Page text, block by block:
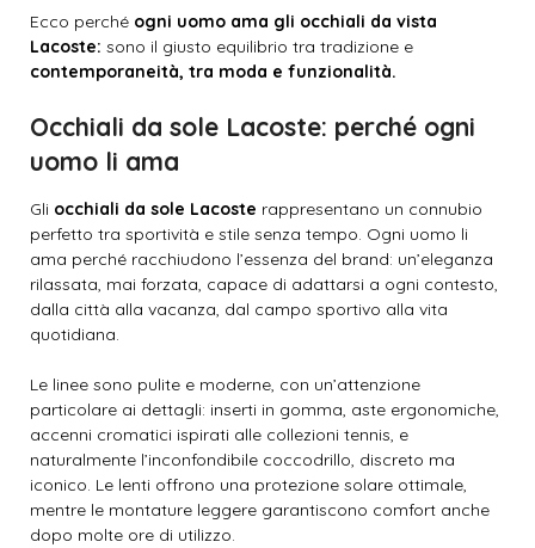
Ecco perché ogni uomo ama gli occhiali da vista
Lacoste: sono il giusto equilibrio tra tradizione e
contemporaneità, tra moda e funzionalità.
Occhiali da sole Lacoste: perché ogni
uomo li ama
Gli occhiali da sole Lacoste rappresentano un connubio
perfetto tra sportività e stile senza tempo. Ogni uomo li
ama perché racchiudono l’essenza del brand: un’eleganza
rilassata, mai forzata, capace di adattarsi a ogni contesto,
dalla città alla vacanza, dal campo sportivo alla vita
quotidiana.
Le linee sono pulite e moderne, con un’attenzione
particolare ai dettagli: inserti in gomma, aste ergonomiche,
accenni cromatici ispirati alle collezioni tennis, e
naturalmente l’inconfondibile coccodrillo, discreto ma
iconico. Le lenti offrono una protezione solare ottimale,
mentre le montature leggere garantiscono comfort anche
dopo molte ore di utilizzo.